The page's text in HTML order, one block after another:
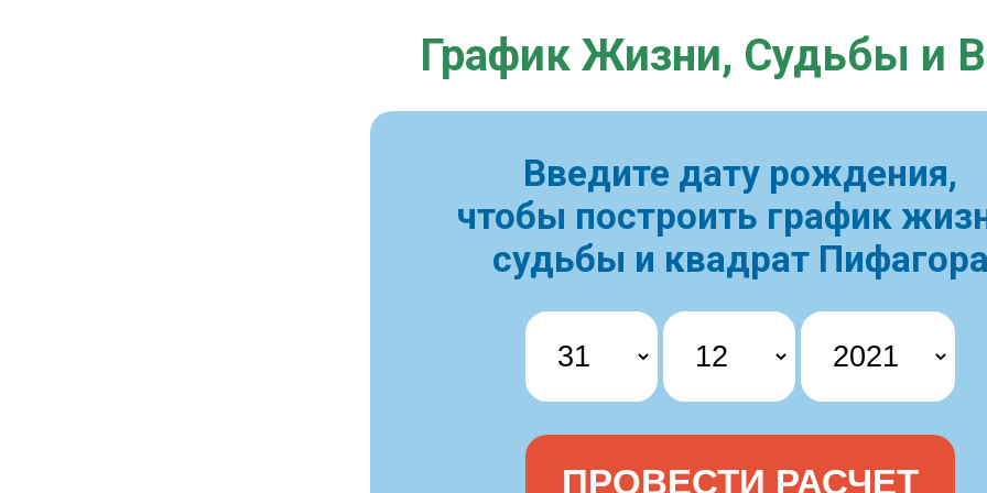
График Жизни, Судьбы и
Введите дату рождения,
чтобы построить график
судьбы и квадрат Пифагора
ПРОВЕСТИ РАСЧЕТ